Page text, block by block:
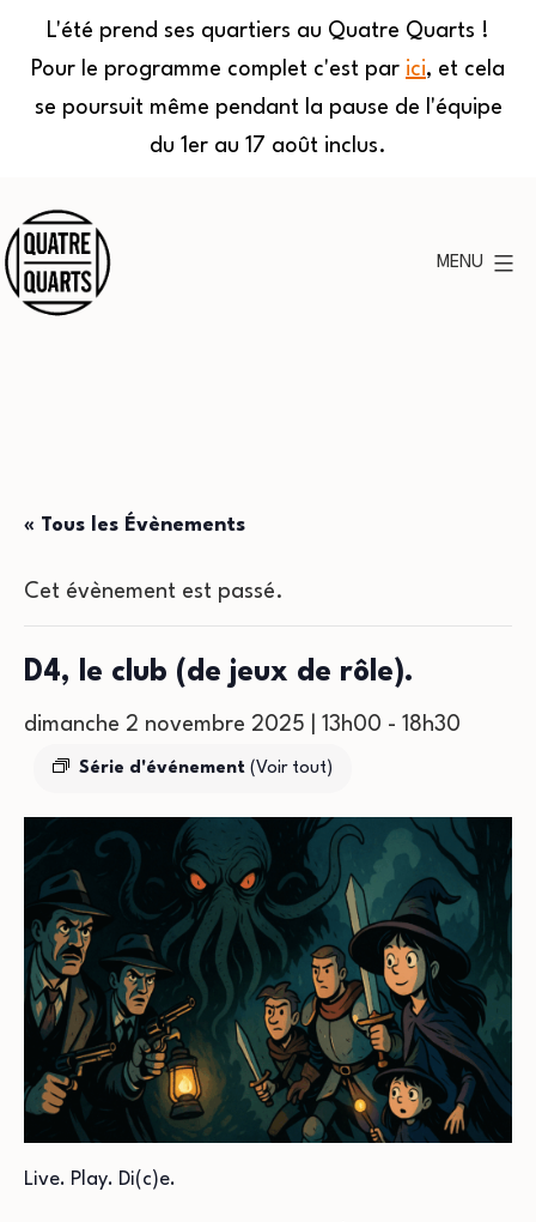
L'été prend ses quartiers au Quatre Quarts !
Pour le programme complet c'est par ici, et cela
se poursuit même pendant la pause de l'équipe
du 1er au 17 août inclus.
au
contenu
MENU
« Tous les Évènements
Cet évènement est passé.
D4, le club (de jeux de rôle).
dimanche 2 novembre 2025 | 13h00 - 18h30
Série d'événement (Voir tout)
Live. Play. Di(c)e.